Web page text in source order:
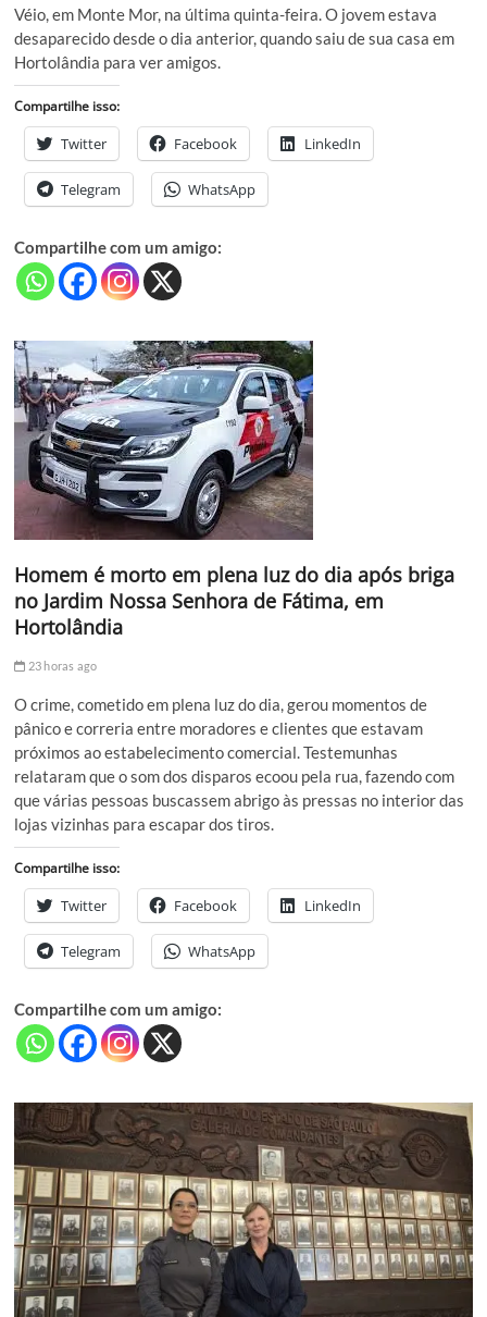
Véio, em Monte Mor, na última quinta-feira. O jovem estava
desaparecido desde o dia anterior, quando saiu de sua casa em
Hortolândia para ver amigos.
Compartilhe isso:
Twitter Facebook LinkedIn
Telegram WhatsApp
Compartilhe com um amigo:
Homem é morto em plena luz do dia após briga
no Jardim Nossa Senhora de Fátima, em
Hortolândia
23 horas ago
O crime, cometido em plena luz do dia, gerou momentos de
pânico e correria entre moradores e clientes que estavam
próximos ao estabelecimento comercial. Testemunhas
relataram que o som dos disparos ecoou pela rua, fazendo com
que várias pessoas buscassem abrigo às pressas no interior das
lojas vizinhas para escapar dos tiros.
Compartilhe isso:
Twitter Facebook LinkedIn
Telegram WhatsApp
Compartilhe com um amigo: